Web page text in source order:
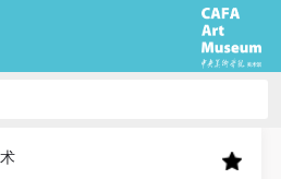
授权协议书
本人参与中央美术学院美术馆
授权协议书
本人参与中央美术学院美术馆
授权协议书
本人参与中央美术学院美术馆